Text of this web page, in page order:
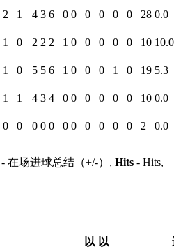
2 1 4 3 6 0 0 0 0 0 0 28 0.0
1 0 2 2 2 1 0 0 0 0 0 10 10.0
1 0 5 5 6 1 0 0 0 1 0 19 5.3
1 1 4 3 4 0 0 0 0 0 0 10 0.0
0 0 0 0 0 0 0 0 0 0 0 2
0.0
- 在场进球总结（+/-）, Hits - Hits,
以 以